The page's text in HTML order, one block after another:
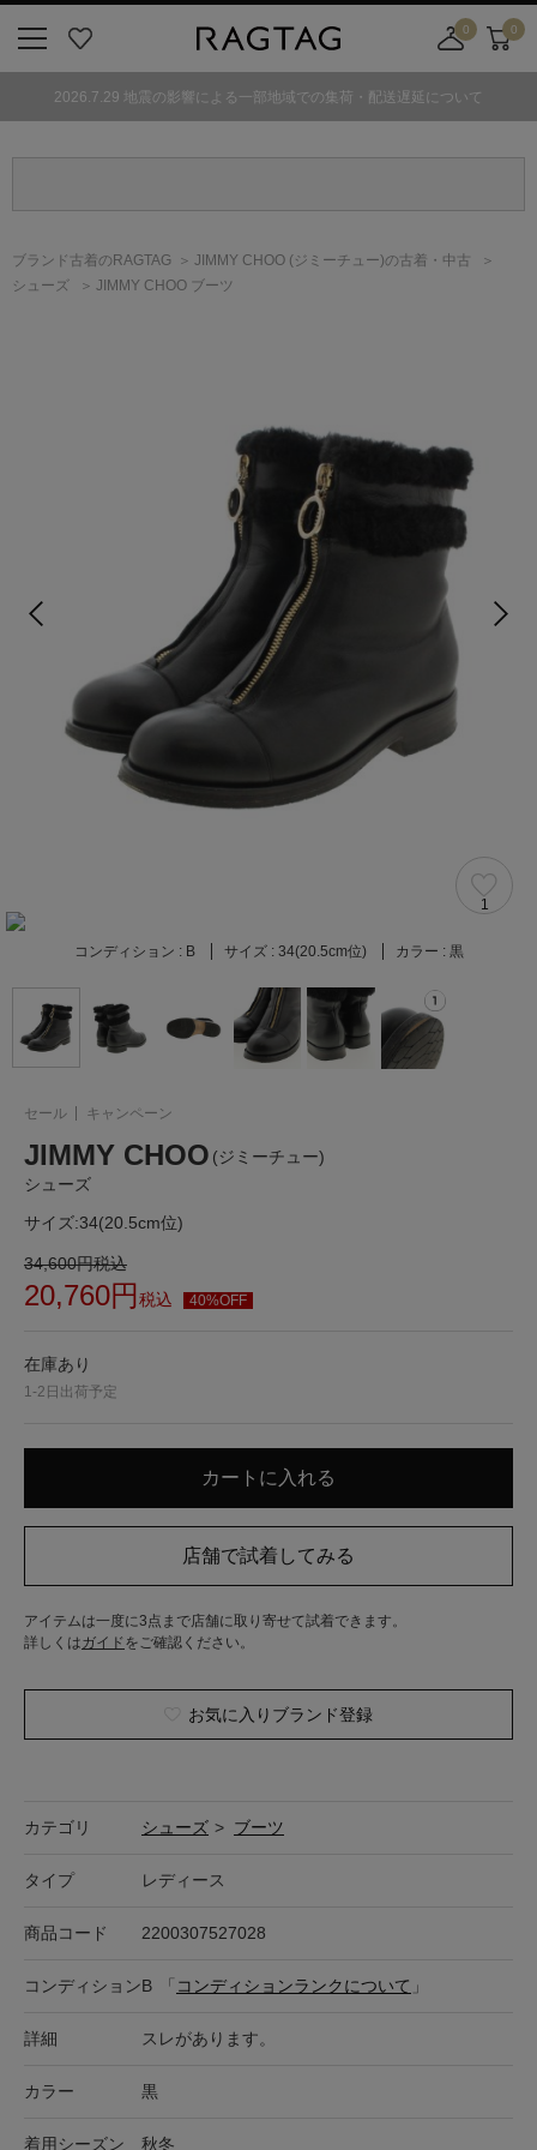
気
0
舗
カ
ト
0
2026.7.29 地震の影響による一部地域での集荷・配送遅延について
ブランド古着のRAGTAG JIMMY CHOO (ジミーチュー)の古着・中古
シューズ
JIMMY CHOO ブーツ
1
コンディション : B サイズ : 34(20.5cm位) カラー : 黒
セール キャンペーン
JIMMY CHOO (ジミーチュー)
シューズ
サイズ:34(20.5cm位)
34,600円税込
20,760円税込 40%OFF
在庫あり
1-2日出荷予定
アイテムは一度に3点まで店舗に取り寄せて試着できます。
詳しくはガイド をご確認ください。
お気に入りブランド登録
カテゴリ シューズ > ブーツ
タイプ レディース
商品コード 2200307527028
コンディションB 「 コンディションランクについて 」
詳細 スレがあります。
カラー 黒
着用シーズン 秋冬